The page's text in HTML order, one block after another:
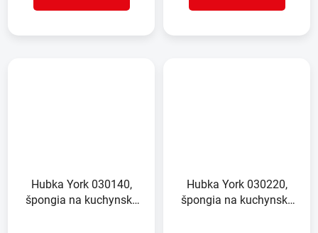
Hubka York 030140,
špongia na kuchynský
Hubka York 030220,
špongia na kuchynský